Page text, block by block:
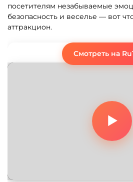
посетителям незабываемые
безопасность и веселье — вот
аттракцион.
Смотреть на